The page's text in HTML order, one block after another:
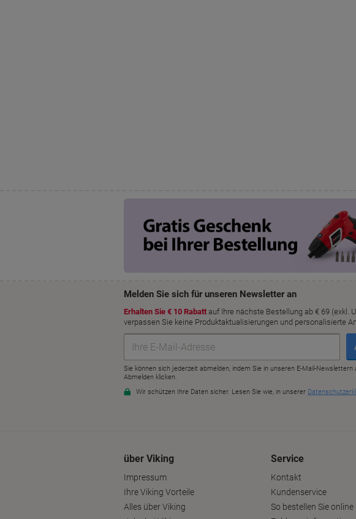
über Viking
Impressum
Ihre Viking Vorteile
Alles über Viking
Service
Kontakt
Kundenservice
So bestellen Sie online